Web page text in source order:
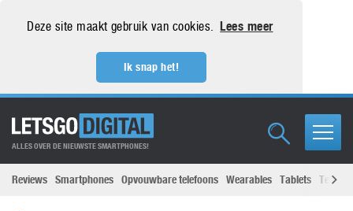
Deze site maakt gebruik van cookies. Lees meer
Ik snap het!
ALLES OVER DE NIEUWSTE SMARTPHONES!
Reviews Smartphones Opvouwbare telefoons Wearables Tablets